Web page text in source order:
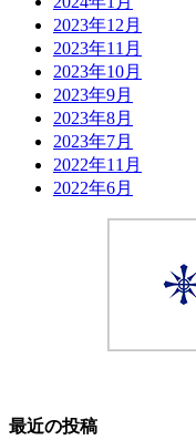
2023年12月
2023年11月
2023年10月
2023年9月
2023年8月
2023年7月
2022年11月
2022年6月
最近の投稿